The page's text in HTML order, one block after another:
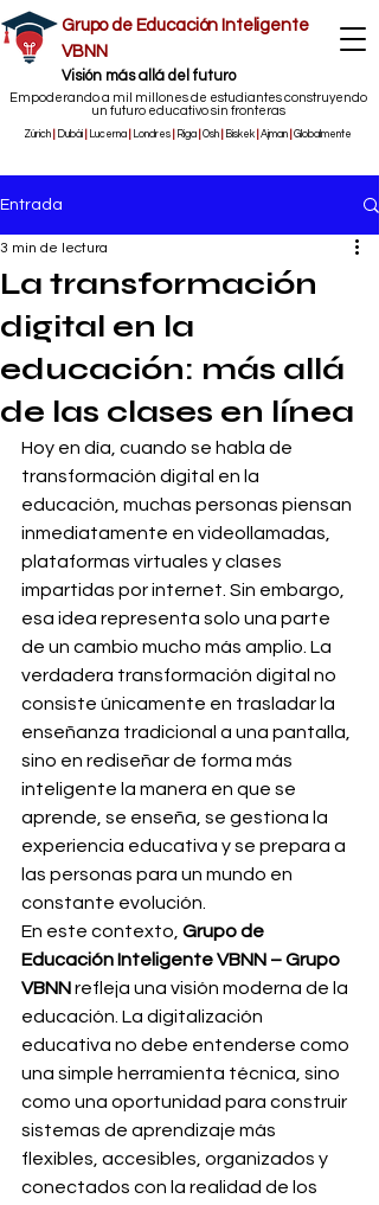
Grupo de Educación Inteligente
VBNN
​Visión más allá del futuro
Empoderando a mil millones de estudiantes construyendo
un futuro educativo sin fronteras
Zúrich Dubái Lucerna Londres Riga Osh Biskek Ajman Globalmente
Entrada
La transformación
digital en la
educación: más allá
de las clases en línea
3 min de lectura
Hoy en día, cuando se habla de
transformación digital en la
educación, muchas personas piensan
inmediatamente en videollamadas,
plataformas virtuales y clases
impartidas por internet. Sin embargo,
esa idea representa solo una parte
de un cambio mucho más amplio. La
verdadera transformación digital no
consiste únicamente en trasladar la
enseñanza tradicional a una pantalla,
sino en rediseñar de forma más
inteligente la manera en que se
aprende, se enseña, se gestiona la
experiencia educativa y se prepara a
las personas para un mundo en
constante evolución.
En este contexto, Grupo de
Educación Inteligente VBNN – Grupo
VBNN refleja una visión moderna de la
educación. La digitalización
educativa no debe entenderse como
una simple herramienta técnica, sino
como una oportunidad para construir
sistemas de aprendizaje más
flexibles, accesibles, organizados y
conectados con la realidad de los